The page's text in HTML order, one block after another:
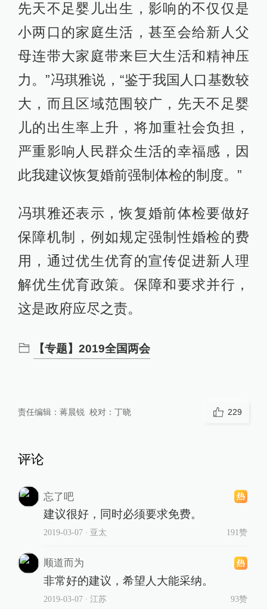
先天不足婴儿出生，影响的不仅仅是
小两口的家庭生活，甚至会给新人父
母连带大家庭带来巨大生活和精神压
力。”冯琪雅说，“鉴于我国人口基数较
大，而且区域范围较广，先天不足婴
儿的出生率上升，将加重社会负担，
严重影响人民群众生活的幸福感，因
此我建议恢复婚前强制体检的制度。”
冯琪雅还表示，恢复婚前体检要做好
保障机制，例如规定强制性婚检的费
用，通过优生优育的宣传促进新人理
解优生优育政策。保障和要求并行，
这是政府应尽之责。
【专题】2019全国两会
责任编辑： 蒋晨锐 校对： 丁晓 229
评论
忘了吧
建议很好，同时必须要求免费。
2019-03-07∙ 亚太 191赞
顺道而为
非常好的建议，希望人大能采纳。
2019-03-07∙ 江苏 93赞